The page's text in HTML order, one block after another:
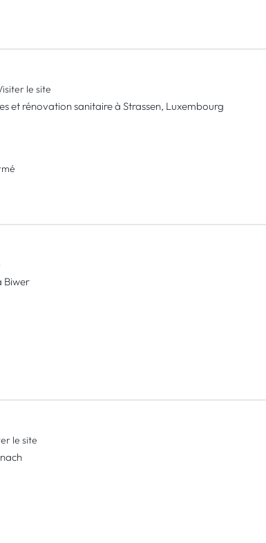
le site
et rénovation sanitaire à Strassen, Luxembourg
Biwer
le site